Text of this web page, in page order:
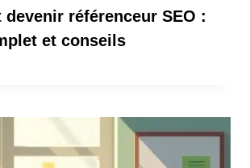
devenir référenceur SEO :
et conseils